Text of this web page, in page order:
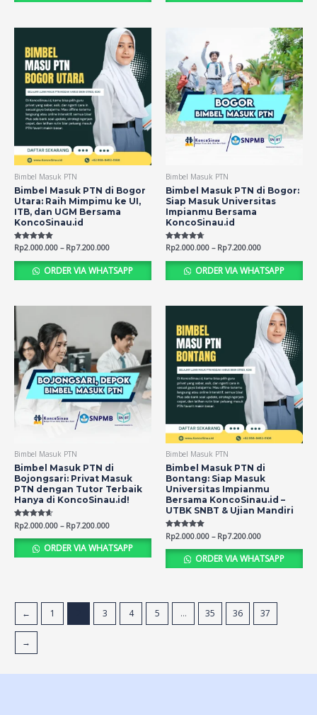
Bimbel Masuk PTN
Bimbel Masuk PTN di Bogor
Utara: Raih Mimpimu ke UI,
ITB, dan UGM Bersama
KoncoSinau.id
Rated
5.00
out of 5
Rp2.000.000 – Rp7.200.000
ORDER VIA WHATSAPP
Bimbel Masuk PTN
Bimbel Masuk PTN di Bogor:
Siap Masuk Universitas
Impianmu Bersama
KoncoSinau.id
Rated
4.67
out of 5
Rp2.000.000 – Rp7.200.000
ORDER VIA WHATSAPP
Bimbel Masuk PTN
Bimbel Masuk PTN di
Bojongsari: Privat Masuk
PTN dengan Tutor Terbaik
Hanya di KoncoSinau.id!
Rated
4.59
out of 5
Rp2.000.000 – Rp7.200.000
ORDER VIA WHATSAPP
Bimbel Masuk PTN
Bimbel Masuk PTN di
Bontang: Siap Masuk
Universitas Impianmu
Bersama KoncoSinau.id –
UTBK SNBT & Ujian Mandiri
Rated
5.00
out of 5
Rp2.000.000 – Rp7.200.000
ORDER VIA WHATSAPP
← 1 3 4 5 … 35 36 37
→